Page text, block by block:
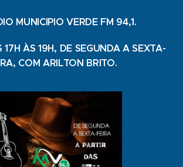
MUNICIPIO VERDE FM 94,1.
17H ÀS 19H, DE SEGUNDA A SEXTA-
COM ARILTON BRITO.